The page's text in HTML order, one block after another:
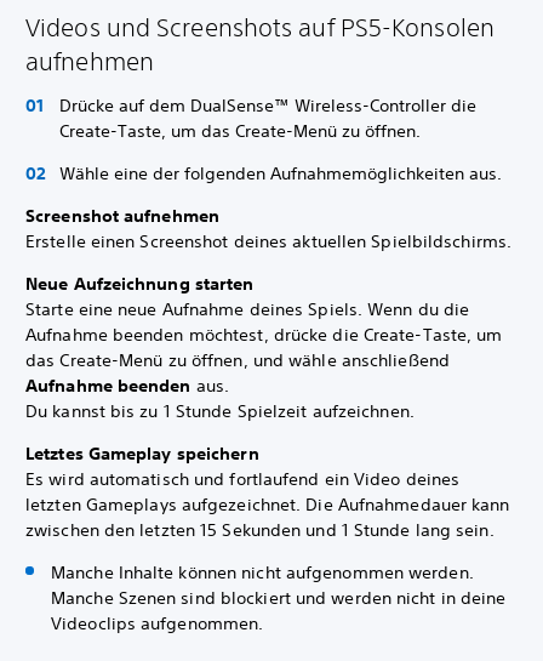
Videos und Screenshots auf PS5-Konsolen
aufnehmen
Drücke auf dem DualSense™ Wireless-Controller die
Create-Taste, um das Create-Menü zu öffnen.
Wähle eine der folgenden Aufnahmemöglichkeiten aus.
Screenshot aufnehmen
Erstelle einen Screenshot deines aktuellen Spielbildschirms.
Neue Aufzeichnung starten
Starte eine neue Aufnahme deines Spiels. Wenn du die
Aufnahme beenden möchtest, drücke die Create-Taste, um
das Create-Menü zu öffnen, und wähle anschließend
Aufnahme beenden aus.
Du kannst bis zu 1 Stunde Spielzeit aufzeichnen.
Letztes Gameplay speichern
Es wird automatisch und fortlaufend ein Video deines
letzten Gameplays aufgezeichnet. Die Aufnahmedauer kann
zwischen den letzten 15 Sekunden und 1 Stunde lang sein.
Manche Inhalte können nicht aufgenommen werden.
Manche Szenen sind blockiert und werden nicht in deine
Videoclips aufgenommen.